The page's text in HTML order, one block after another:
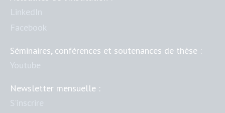
Séminaires, conférences et soutenances de thèse :
Newsletter mensuelle :